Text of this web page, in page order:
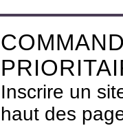
Inscrire un
haut des